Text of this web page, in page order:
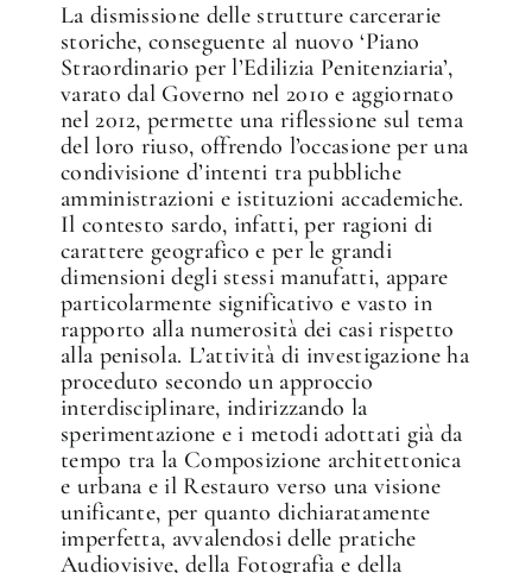
La dismissione delle strutture carcerarie
storiche, conseguente al nuovo ‘Piano
Straordinario per l’Edilizia Penitenziaria’,
varato dal Governo nel 2010 e aggiornato
nel 2012, permette una riflessione sul tema
del loro riuso, offrendo l’occasione per una
condivisione d’intenti tra pubbliche
amministrazioni e istituzioni accademiche.
Il contesto sardo, infatti, per ragioni di
carattere geografico e per le grandi
dimensioni degli stessi manufatti, appare
particolarmente significativo e vasto in
rapporto alla numerosità dei casi rispetto
alla penisola. L’attività di investigazione ha
proceduto secondo un approccio
interdisciplinare, indirizzando la
sperimentazione e i metodi adottati già da
tempo tra la Composizione architettonica
e urbana e il Restauro verso una visione
unificante, per quanto dichiaratamente
imperfetta, avvalendosi delle pratiche
Audiovisive, della Fotografia e della